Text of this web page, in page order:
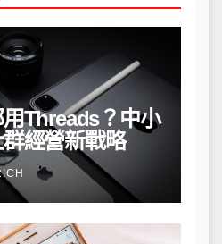
Threads？中小
經營新戰略